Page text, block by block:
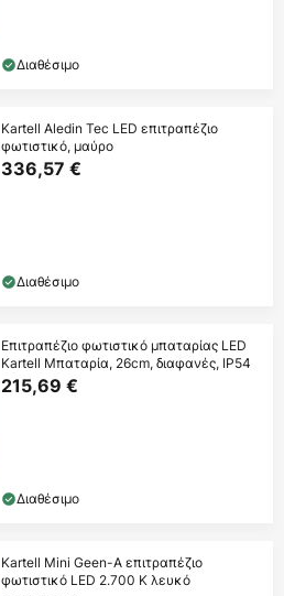
Διαθέσιμο
Kartell Aledin Tec LED επιτραπέζιο
φωτιστικό, μαύρο
336,57 €
Διαθέσιμο
Επιτραπέζιο φωτιστικό μπαταρίας LED
Kartell Μπαταρία, 26cm, διαφανές, IP54
215,69 €
Διαθέσιμο
Kartell Mini Geen-A επιτραπέζιο
φωτιστικό LED 2.700 K λευκό